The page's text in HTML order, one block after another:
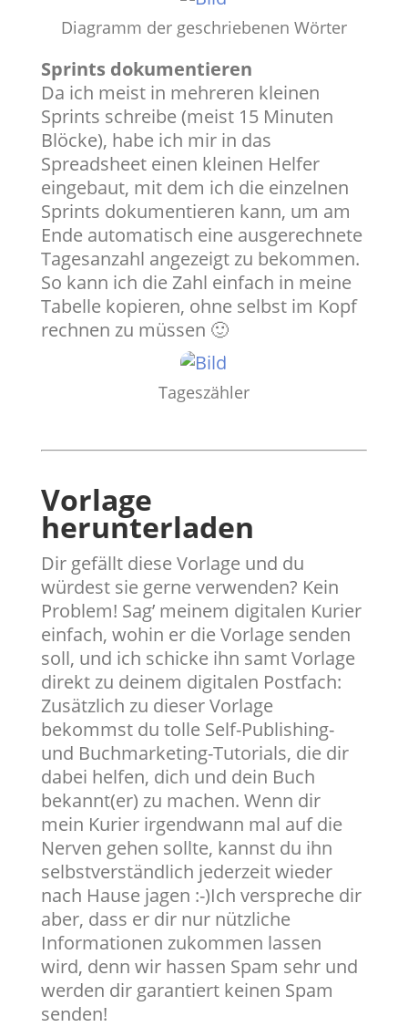
Diagramm der geschriebenen Wörter
Sprints dokumentieren
Da ich meist in mehreren kleinen
Sprints schreibe (meist 15 Minuten
Blöcke), habe ich mir in das
Spreadsheet einen kleinen Helfer
eingebaut, mit dem ich die einzelnen
Sprints dokumentieren kann, um am
Ende automatisch eine ausgerechnete
Tagesanzahl angezeigt zu bekommen.
So kann ich die Zahl einfach in meine
Tabelle kopieren, ohne selbst im Kopf
rechnen zu müssen 🙂
Tageszähler
Vorlage
herunterladen
​Dir gefällt diese Vorlage und du
würdest sie gerne verwenden? Kein
Problem! Sag’ meinem digitalen Kurier
einfach, wohin er die Vorlage senden
soll, und ich schicke ihn samt Vorlage
direkt zu deinem digitalen Postfach:
Zusätzlich zu dieser Vorlage
bekommst du tolle Self-Publishing-
und Buchmarketing-Tutorials, die dir
dabei helfen, dich und dein Buch
bekannt(er) zu machen. Wenn dir
mein Kurier irgendwann mal auf die
Nerven gehen sollte, kannst du ihn
selbstverständlich jederzeit wieder
nach Hause jagen :-)Ich verspreche dir
aber, dass er dir nur nützliche
Informationen zukommen lassen
wird, denn wir hassen Spam sehr und
werden dir garantiert keinen Spam
senden!